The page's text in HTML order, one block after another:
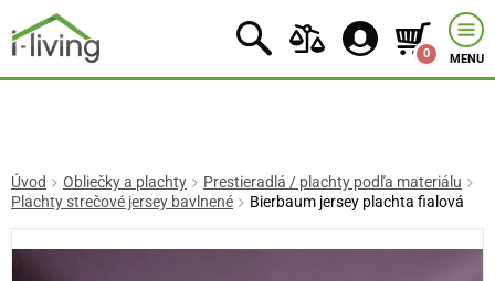
0 MENU
Úvod Obliečky a plachty
Prestieradlá / plachty podľa materiálu
Plachty strečové jersey bavlnené
Bierbaum jersey plachta fialová